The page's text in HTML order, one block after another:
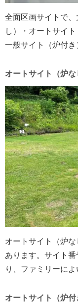
全面区画サイトで
し）・オートサイ
一般サイト（炉付き
オートサイト（炉な
オートサイト（炉
あります。サイト
り、ファミリーに
オートサイト（炉付